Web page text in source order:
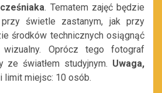
. Tematem zajęć będzie
świetle zastanym, jak przy
środków technicznych osiągnąć
Oprócz tego fotograf
ze światłem studyjnym. Uwaga,
i limit miejsc: 10 osób.